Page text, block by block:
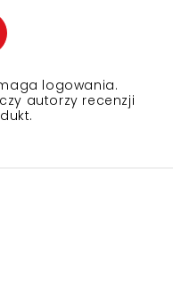
logowania.
autorzy recenzji